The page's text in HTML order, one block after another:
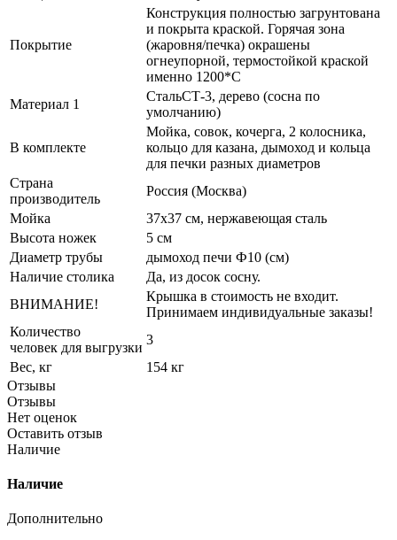
Покрытие
Конструкция полностью загрунтована
и покрыта краской. Горячая зона
(жаровня/печка) окрашены
огнеупорной, термостойкой краской
именно 1200*С
Материал 1
СтальСТ-3, дерево (сосна по
умолчанию)
В комплекте
Мойка, совок, кочерга, 2 колосника,
кольцо для казана, дымоход и кольца
для печки разных диаметров
Страна
производитель
Россия (Москва)
Мойка
37х37 см, нержавеющая сталь
Высота ножек
5 см
Диаметр трубы
дымоход печи Ф10 (см)
Наличие столика
Да, из досок сосну.
ВНИМАНИЕ!
Крышка в стоимость не входит.
Принимаем индивидуальные заказы!
Количество
человек для выгрузки
3
Вес, кг
154 кг
Отзывы
Отзывы
Нет оценок
Оставить отзыв
Наличие
Наличие
Дополнительно